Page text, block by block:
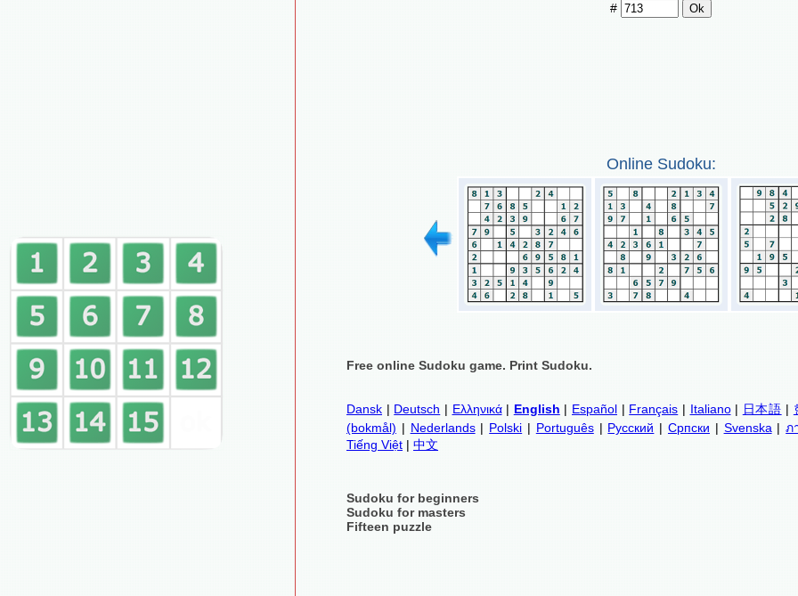
#
Online Sudoku:
Free online Sudoku game. Print Sudoku.
Dansk | Deutsch | Ελληνικά| English | Español | Français | Italiano| 日本語 |
(bokmål) | Nederlands| Polski | Português| Русский | Српски | Svenska |ภ
Tiếng Việt | 中文
Sudoku for beginners
Sudoku for masters
Fifteen puzzle